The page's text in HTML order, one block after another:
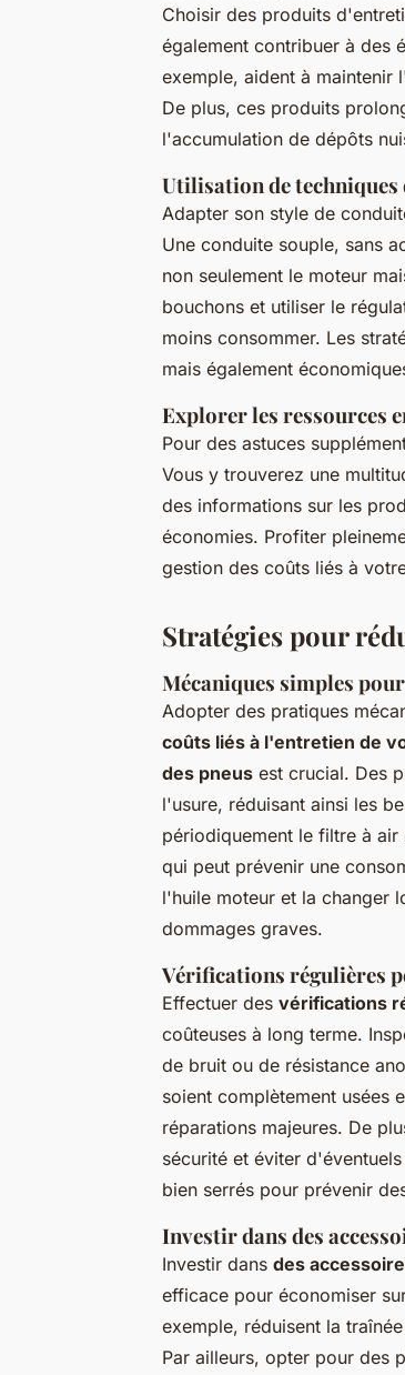
Choisir des produits
également contribuer à des
exemple, aident à maintenir
De plus, ces produits
l'accumulation de dépôts
Utilisation de techniques
Adapter son style de
Une conduite souple, sans
non seulement le moteur
bouchons et utiliser le
moins consommer. Les
mais également
Explorer les ressources
Pour des astuces
Vous y trouverez une
des informations sur les
économies. Profiter
gestion des coûts liés à
Stratégies pour
Mécaniques simples
Adopter des pratiques
coûts liés à l'entretien de
des pneus est crucial. Des
l'usure, réduisant ainsi les
périodiquement le filtre à
qui peut prévenir une
l'huile moteur et la changer
dommages graves.
Vérifications régulières
Effectuer des vérifications
coûteuses à long terme.
de bruit ou de résistance
soient complètement usées
réparations majeures. De
sécurité et éviter
bien serrés pour prévenir
Investir dans des
Investir dans des
efficace pour économiser
exemple, réduisent la
Par ailleurs, opter pour des